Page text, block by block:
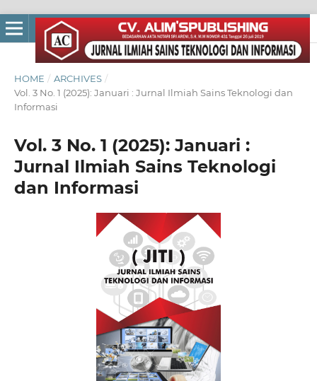
HOME / ARCHIVES /
Vol. 3 No. 1 (2025): Januari : Jurnal Ilmiah Sains Teknologi dan
Informasi
Vol. 3 No. 1 (2025): Januari :
Jurnal Ilmiah Sains Teknologi
dan Informasi